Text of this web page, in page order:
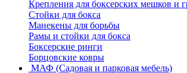
Крепления для боксерских мешков и
Стойки для бокса
Манекены для борьбы
Рамы и стойки для бокса
Боксерские ринги
Борцовские ковры
МАФ (Садовая и парковая мебель)